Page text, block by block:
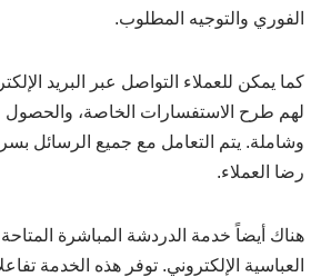
الفوري والتوجيه المطلوب.
كما يمكن للعملاء التواصل عبر البريد
لهم طرح الاستفسارات الخاصة، والحصول
وشاملة. يتم التعامل مع جميع الرسائل
رضا العملاء.
هناك أيضاً خدمة الدردشة المباشرة
العباسية الإلكتروني. توفر هذه الخدمة